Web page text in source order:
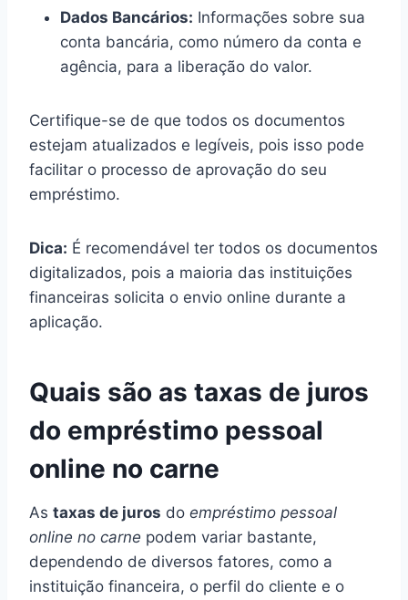
Dados Bancários: Informações sobre sua
conta bancária, como número da conta e
agência, para a liberação do valor.
Certifique-se de que todos os documentos
estejam atualizados e legíveis, pois isso pode
facilitar o processo de aprovação do seu
empréstimo.
Dica: É recomendável ter todos os documentos
digitalizados, pois a maioria das instituições
financeiras solicita o envio online durante a
aplicação.
Quais são as taxas de juros
do empréstimo pessoal
online no carne
As taxas de juros do empréstimo pessoal
online no carne podem variar bastante,
dependendo de diversos fatores, como a
instituição financeira, o perfil do cliente e o